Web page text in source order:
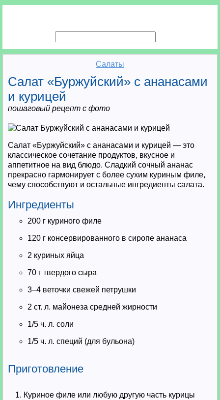
Салаты
Салат «Буржуйский» с ананасами
и курицей
пошаговый рецепт с фото
Салат «Буржуйский» с ананасами и курицей — это
классическое сочетание продуктов, вкусное и
аппетитное на вид блюдо. Сладкий сочный ананас
прекрасно гармонирует с более сухим куриным филе,
чему способствуют и остальные ингредиенты салата.
Ингредиенты
200 г куриного филе
120 г консервированного в сиропе ананаса
2 куриных яйца
70 г твердого сыра
3–4 веточки свежей петрушки
2 ст. л. майонеза средней жирности
1/5 ч. л. соли
1/5 ч. л. специй (для бульона)
Приготовление
1. Куриное филе или любую другую часть курицы